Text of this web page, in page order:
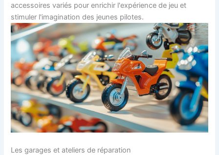
accessoires variés pour enrichir l'expérience de jeu et
stimuler l'imagination des jeunes pilotes.
Les garages et ateliers de réparation